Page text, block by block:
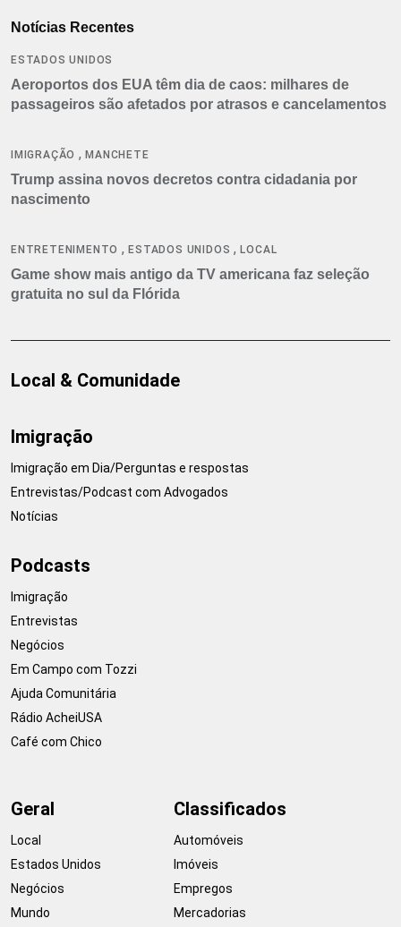
Notícias Recentes
ESTADOS UNIDOS
Aeroportos dos EUA têm dia de caos: milhares de
passageiros são afetados por atrasos e cancelamentos
IMIGRAÇÃO ,MANCHETE
Trump assina novos decretos contra cidadania por
nascimento
ENTRETENIMENTO ,ESTADOS UNIDOS ,LOCAL
Game show mais antigo da TV americana faz seleção
gratuita no sul da Flórida
Local & Comunidade
Imigração
Imigração em Dia/Perguntas e respostas
Entrevistas/Podcast com Advogados
Notícias
Podcasts
Imigração
Entrevistas
Negócios
Em Campo com Tozzi
Ajuda Comunitária
Rádio AcheiUSA
Café com Chico
Geral
Local
Estados Unidos
Negócios
Mundo
Classificados
Automóveis
Imóveis
Empregos
Mercadorias